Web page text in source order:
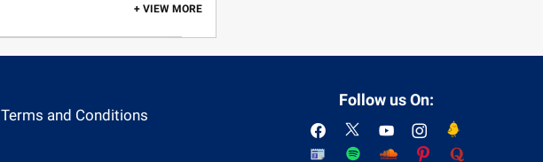
+ VIEW MORE
Terms and Conditions
Follow us On: